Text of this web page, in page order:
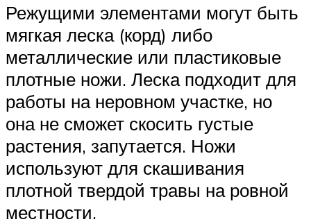
Режущими элементами могут быть
мягкая леска (корд) либо
металлические или пластиковые
плотные ножи. Леска подходит для
работы на неровном участке, но
она не сможет скосить густые
растения, запутается. Ножи
используют для скашивания
плотной твердой травы на ровной
местности.